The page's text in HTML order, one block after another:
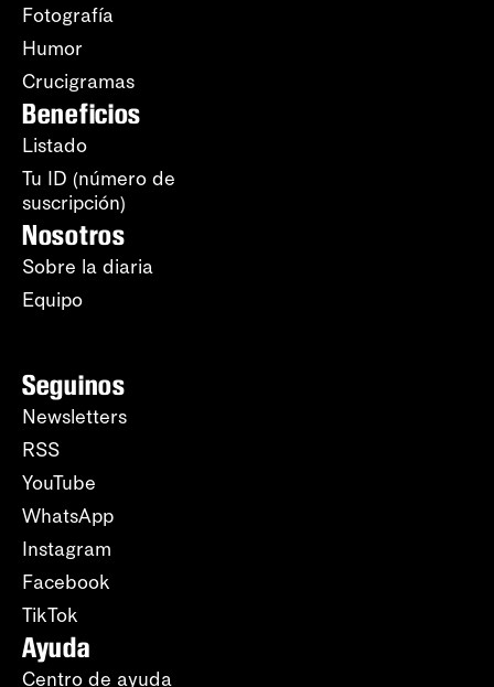
Fotografía
Humor
Crucigramas
Beneficios
Listado
Tu ID (número de
suscripción)
Nosotros
Sobre la diaria
Equipo
Seguinos
Newsletters
RSS
YouTube
WhatsApp
Instagram
Facebook
TikTok
Ayuda
Centro de ayuda